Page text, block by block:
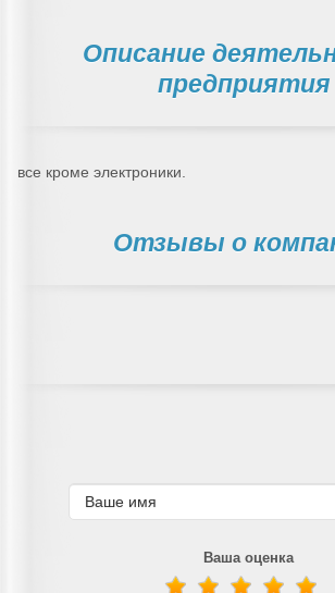
Описание
предприятия
все кроме электроники.
Отзывы о
Ваша оценка